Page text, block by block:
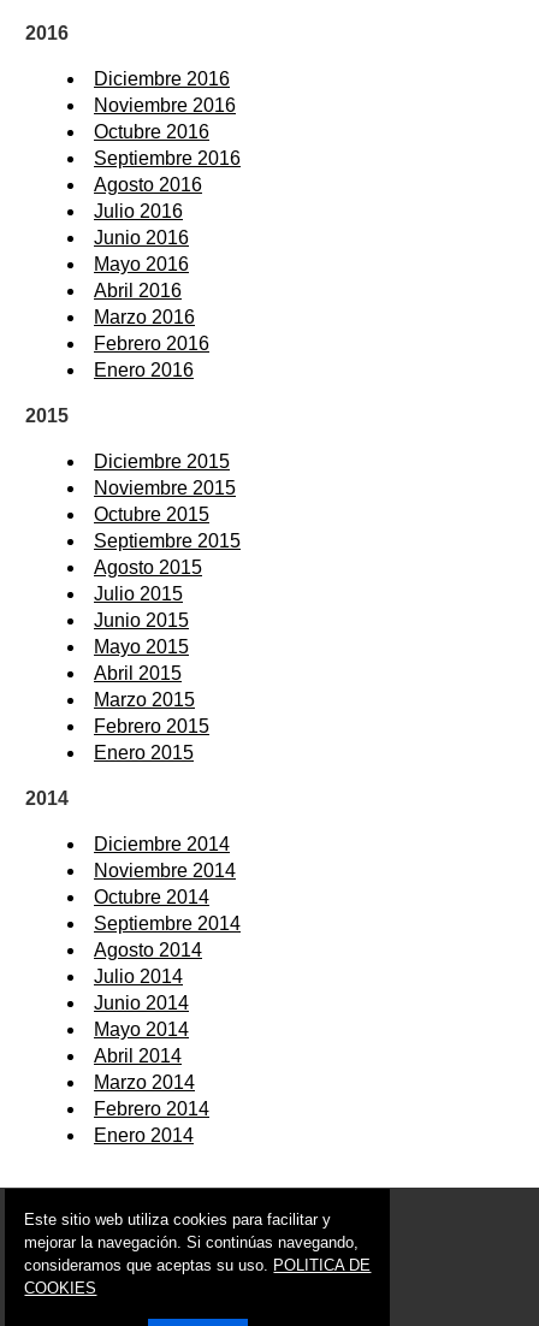
2016
Diciembre 2016
Noviembre 2016
Octubre 2016
Septiembre 2016
Agosto 2016
Julio 2016
Junio 2016
Mayo 2016
Abril 2016
Marzo 2016
Febrero 2016
Enero 2016
2015
Diciembre 2015
Noviembre 2015
Octubre 2015
Septiembre 2015
Agosto 2015
Julio 2015
Junio 2015
Mayo 2015
Abril 2015
Marzo 2015
Febrero 2015
Enero 2015
2014
Diciembre 2014
Noviembre 2014
Octubre 2014
Septiembre 2014
Agosto 2014
Julio 2014
Junio 2014
Mayo 2014
Abril 2014
Marzo 2014
Febrero 2014
Enero 2014
© 2006 - 2026 Portal de Mula Noticias
info@portaldemula.es
Síguenos en:
Este sitio web utiliza cookies para facilitar y
mejorar la navegación. Si continúas navegando,
consideramos que aceptas su uso. POLITICA DE
COOKIES